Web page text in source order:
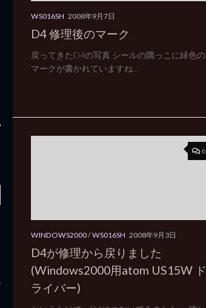
WS016SH 2008年9月7日
D4 修理後のマーク
戻ってきたD4の写真 シールの隅っこに緑色の
マークが書かれていますね...
6
WINDOWS2000/WS016SH 2008年9月3日
D4が修理から戻りました
(Windows2000用atom US15W ド
ライバー)